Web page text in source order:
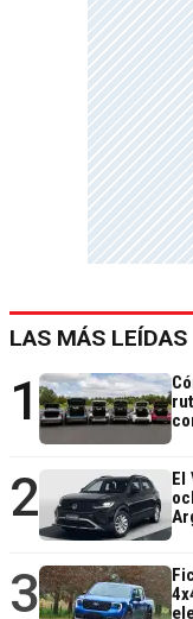
LAS MÁS LEÍDAS
1
2
El
3